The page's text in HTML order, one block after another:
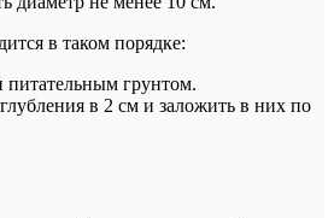
в таком порядке:
питательным грунтом.
в 2 см и заложить в них по